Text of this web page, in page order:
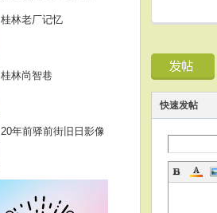
桂林老厂记忆
桂林尚智巷
20年前驿前街旧日影像
快速发帖